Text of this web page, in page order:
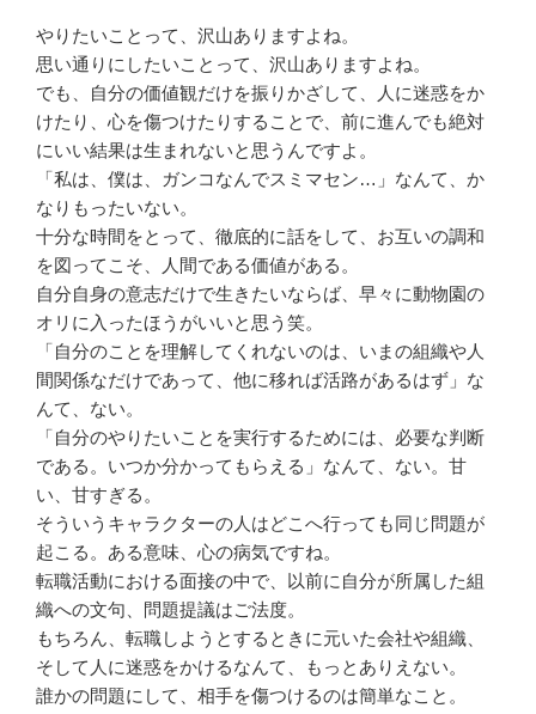
やりたいことって、沢山ありますよね。
思い通りにしたいことって、沢山ありますよね。
でも、自分の価値観だけを振りかざして、人に迷惑をか
けたり、心を傷つけたりすることで、前に進んでも絶対
にいい結果は生まれないと思うんですよ。
「私は、僕は、ガンコなんでスミマセン…」なんて、か
なりもったいない。
十分な時間をとって、徹底的に話をして、お互いの調和
を図ってこそ、人間である価値がある。
自分自身の意志だけで生きたいならば、早々に動物園の
オリに入ったほうがいいと思う笑。
「自分のことを理解してくれないのは、いまの組織や人
間関係なだけであって、他に移れば活路があるはず」な
んて、ない。
「自分のやりたいことを実行するためには、必要な判断
である。いつか分かってもらえる」なんて、ない。甘
い、甘すぎる。
そういうキャラクターの人はどこへ行っても同じ問題が
起こる。ある意味、心の病気ですね。
転職活動における面接の中で、以前に自分が所属した組
織への文句、問題提議はご法度。
もちろん、転職しようとするときに元いた会社や組織、
そして人に迷惑をかけるなんて、もっとありえない。
誰かの問題にして、相手を傷つけるのは簡単なこと。